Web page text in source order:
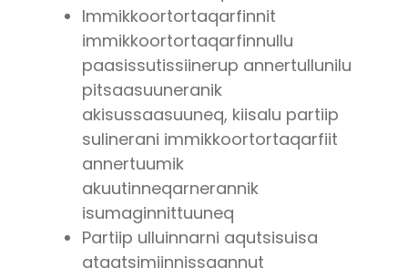
Immikkoortortaqarfinnit
immikkoortortaqarfinnullu
paasissutissiinerup annertullunilu
pitsaasuuneranik
akisussaasuuneq, kiisalu partiip
sulinerani immikkoortortaqarfiit
annertuumik
akuutinneqarnerannik
isumaginnittuuneq
Partiip ulluinnarni aqutsisuisa
ataatsimiinnissaannut